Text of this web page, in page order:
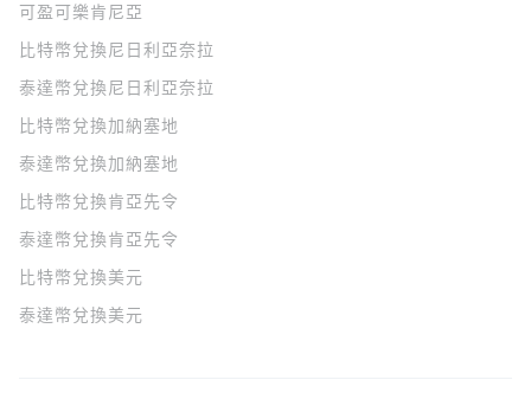
可盈可樂肯尼亞
比特幣兌換尼日利亞奈拉
泰達幣兌換尼日利亞奈拉
比特幣兌換加納塞地
泰達幣兌換加納塞地
比特幣兌換肯亞先令
泰達幣兌換肯亞先令
比特幣兌換美元
泰達幣兌換美元